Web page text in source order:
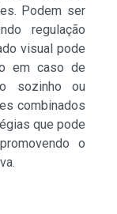
Podem ser
regulação
visual pode
em caso de
sozinho ou
combinados
que pode
o